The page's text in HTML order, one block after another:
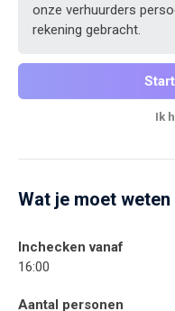
onze verhuurders
rekening gebracht.
Ik
Wat je moet weten
Inchecken vanaf
16:00
Aantal personen